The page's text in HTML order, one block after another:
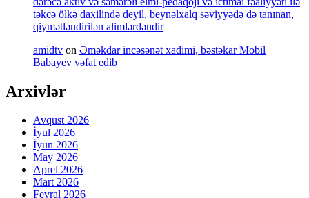
təkcə ölkə daxilində deyil, beynəlxalq səviyyədə də tanınan,
qiymətləndirilən alimlərdəndir
amidtv on Əməkdar incəsənət xadimi, bəstəkar Mobil
Babayev vəfat edib
Arxivlər
Avqust 2026
İyul 2026
İyun 2026
May 2026
Aprel 2026
Mart 2026
Fevral 2026